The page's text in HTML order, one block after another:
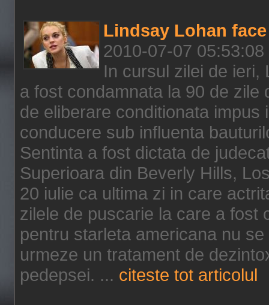
Lindsay Lohan
2010-07-07 05:53:08
In cursul zilei de ieri,
a fost condamnata la 90 de
de eliberare conditionata
conducere sub influenta
Sentinta a fost dictata de
Superioara din Beverly Hills,
20 iulie ca ultima zi in care
zilele de puscarie la care a fost
pentru starleta americana nu
urmeze un tratament de
pedepsei. ... citeste tot articolul